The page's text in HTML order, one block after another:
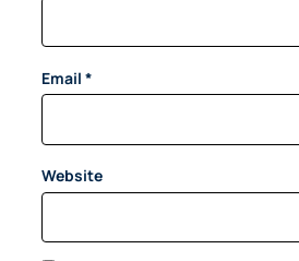
Email *
Website